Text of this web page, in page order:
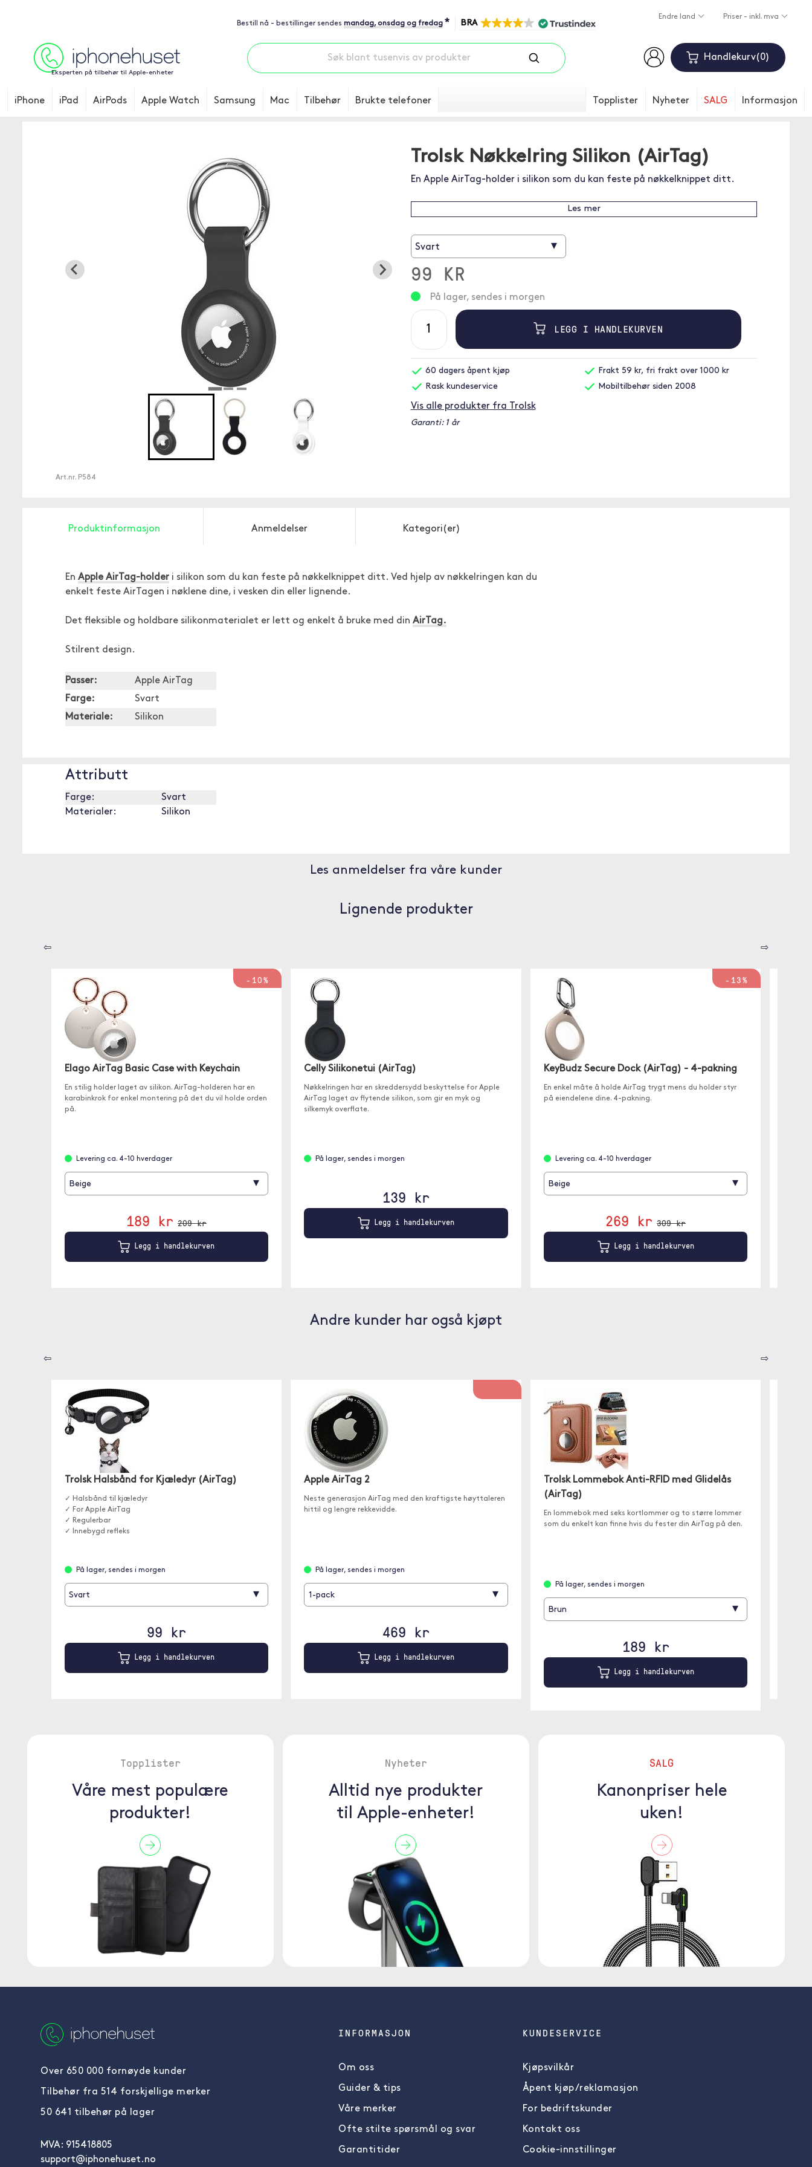
Bestill nå - bestillinger sendes mandag, onsdag og fredag * BRA
Endre land Priser - inkl. mva
Eksperten på tilbehør til Apple-enheter
Handlekurv 0
iPhone iPad AirPods Apple Watch Samsung Mac Tilbehør Brukte telefoner Topplister Nyheter SALG Informasjon
Art.nr. P584
Trolsk Nøkkelring Silikon (AirTag)
En Apple AirTag-holder i silikon som du kan feste på nøkkelknippet ditt.
Les mer
Svart ▾
99 KR
På lager, sendes i morgen
LEGG I HANDLEKURVEN
60 dagers åpent kjøp
Frakt 59 kr, fri frakt over 1000 kr
Rask kundeservice
Mobiltilbehør siden 2008
Vis alle produkter fra Trolsk
Garanti: 1 år
Produktinformasjon Anmeldelser Kategori(er)
En Apple AirTag-holder i silikon som du kan feste på nøkkelknippet ditt. Ved hjelp av nøkkelringen kan du
enkelt feste AirTagen i nøklene dine, i vesken din eller lignende.
Det fleksible og holdbare silikonmaterialet er lett og enkelt å bruke med din AirTag.
Stilrent design.
Passer:
Apple AirTag
Farge:
Svart
Materiale:
Silikon
Attributt
Farge:
Svart
Materialer:
Silikon
Les anmeldelser fra våre kunder
Lignende produkter
⇦ ⇨
-10%
Elago AirTag Basic Case with Keychain
En stilig holder laget av silikon. AirTag-holderen har en
karabinkrok for enkel montering på det du vil holde orden
på.
Levering ca. 4-10 hverdager
Beige ▾
189 kr 209 kr
Legg i handlekurven
Celly Silikonetui (AirTag)
Nøkkelringen har en skreddersydd beskyttelse for Apple
AirTag laget av flytende silikon, som gir en myk og
silkemyk overflate.
På lager, sendes i morgen
139 kr
Legg i handlekurven
-13%
KeyBudz Secure Dock (AirTag) - 4-pakning
En enkel måte å holde AirTag trygt mens du holder styr
på eiendelene dine. 4-pakning.
Levering ca. 4-10 hverdager
Beige ▾
269 kr 309 kr
Legg i handlekurven
Andre kunder har også kjøpt
⇦ ⇨
Trolsk Halsbånd for Kjæledyr (AirTag)
✓ Halsbånd til kjæledyr
✓ For Apple AirTag
✓ Regulerbar
✓ Innebygd refleks
På lager, sendes i morgen
Svart ▾
99 kr
Legg i handlekurven
Apple AirTag 2
Neste generasjon AirTag med den kraftigste høyttaleren
hittil og lengre rekkevidde.
På lager, sendes i morgen
1-pack ▾
469 kr
Legg i handlekurven
Trolsk Lommebok Anti-RFID med Glidelås
(AirTag)
En lommebok med seks kortlommer og to større lommer
som du enkelt kan finne hvis du fester din AirTag på den.
På lager, sendes i morgen
Brun ▾
189 kr
Legg i handlekurven
Topplister
Våre mest populære
produkter!
Nyheter
Alltid nye produkter
til Apple-enheter!
SALG
Kanonpriser hele
uken!
Over 650 000 fornøyde kunder
Tilbehør fra 514 forskjellige merker
50 641 tilbehør på lager
MVA: 915418805
support@iphonehuset.no
INFORMASJON
Om oss
Guider & tips
Våre merker
Ofte stilte spørsmål og svar
Garantitider
KUNDESERVICE
Kjøpsvilkår
Åpent kjøp/reklamasjon
For bedriftskunder
Kontakt oss
Cookie-innstillinger